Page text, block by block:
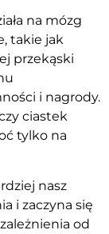
na mózg
takie jak
przekąski
i nagrody.
ciastek
tylko na
nasz
i zaczyna się
od